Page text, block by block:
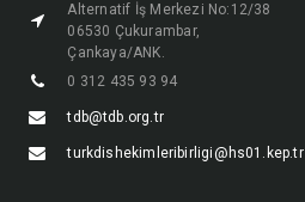
Alternatif İş Merkezi No:12/38
06530 Çukurambar,
Çankaya/ANK.
0 312 435 93 94
tdb@tdb.org.tr
turkdishekimleribirligi@hs01.kep.tr